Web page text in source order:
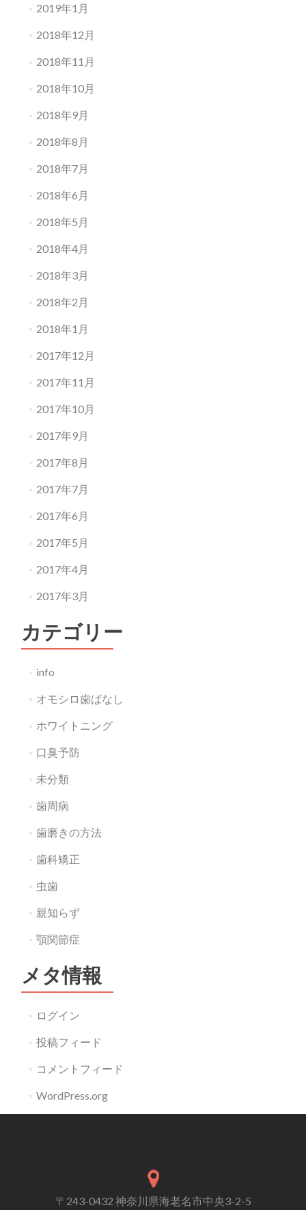
2019年1月
2018年12月
2018年11月
2018年10月
2018年9月
2018年8月
2018年7月
2018年6月
2018年5月
2018年4月
2018年3月
2018年2月
2018年1月
2017年12月
2017年11月
2017年10月
2017年9月
2017年8月
2017年7月
2017年6月
2017年5月
2017年4月
2017年3月
カテゴリー
info
オモシロ歯ばなし
ホワイトニング
口臭予防
未分類
歯周病
歯磨きの方法
歯科矯正
虫歯
親知らず
顎関節症
メタ情報
ログイン
投稿フィード
コメントフィード
WordPress.org
〒243-0432 神奈川県海老名市中央3-2-5